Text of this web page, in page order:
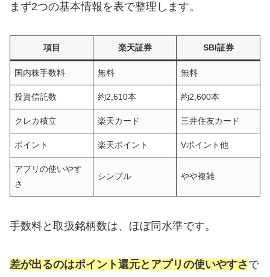
まず2つの基本情報を表で整理します。
項目 楽天証券 SBI証券
国内株手数料 無料 無料
投資信託数 約2,610本 約2,600本
クレカ積立 楽天カード 三井住友カード
ポイント 楽天ポイント Vポイント他
アプリの使いやす
さ
シンプル やや複雑
手数料と取扱銘柄数は、ほぼ同水準です。
差が出るのはポイント還元とアプリの使いやすさ で